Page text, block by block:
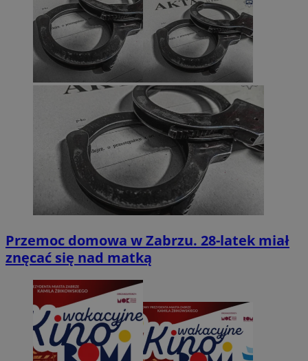
Przemoc domowa w Zabrzu. 28-latek miał
znęcać się nad matką